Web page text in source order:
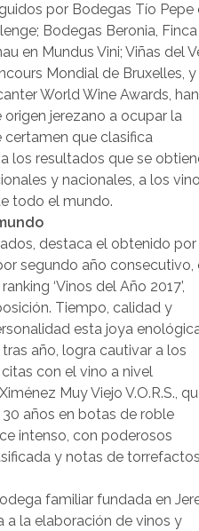
por Bodegas Tío Pepe
Bodegas Beronia, Finca
en Mundus Vini; Viñas del
Mondial de Bruxelles, y
World Wine Awards, han
jerezano a ocupar la
que clasifica
los resultados que se
y nacionales, a los
todo el mundo.
destaca el obtenido por
segundo año consecutivo,
‘Vinos del Año 2017’,
Tiempo, calidad y
esta joya
año, logra cautivar a los
con el vino a nivel
Muy Viejo V.O.R.S.,
años en botas de roble
intenso, con poderosos
y notas de
familiar fundada en
a la elaboración de vinos y